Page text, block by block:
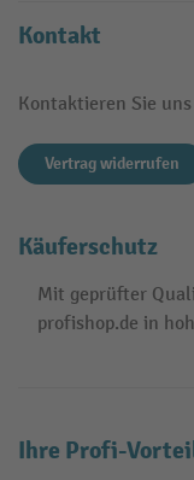
Kontakt
Kontaktieren Sie
Vertrag widerrufen
Käuferschutz
Mit geprüfter
profishop.de in
Ihre Profi-